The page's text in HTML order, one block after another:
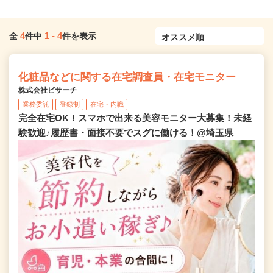
全 4件中 1 - 4件を表示
化粧品などに関する在宅調査員・在宅モニター
株式会社ビサーチ
業務委託 登録制 在宅・内職
完全在宅OK！スマホで出来る美容モニター大募集！未経
験歓迎♪履歴書・面接不要でスグに働ける！@埼玉県